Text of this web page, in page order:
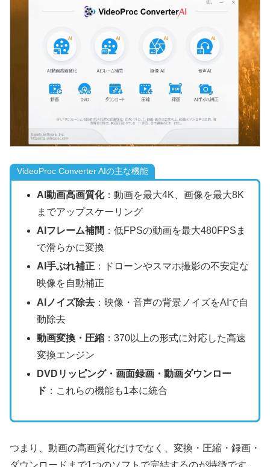
VideoProc Converter AIの主な機能
AI動画高画質化：動画を最大4K、画像を最大8K
までアップスケーリング
AIフレーム補間 ：低FPSの動画を最大480FPSま
で滑らかに変換
AI手ぶれ補正：ドローンやスマホ撮影の不安定な
映像を自動補正
AIノイズ除去：映像・音声の背景ノイズをAIで自
動除去
動画変換・圧縮：370以上の形式に対応した高速
変換エンジン
DVDリッピング・画面録画・動画ダウンロー
ド ：これらの機能も1本に統合
つまり、動画の高画質化だけでなく、変換・圧縮・録画・
ダウンロードまで1つのソフトで完結するのが特徴です。